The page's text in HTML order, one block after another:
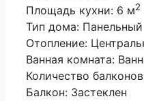
Площадь кухни: 6 м2
Тип дома: Панельный
Отопление:
Ванная комната:
Количество
Балкон: Застеклен